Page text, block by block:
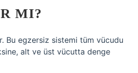
MI?
Bu egzersiz sistemi tüm vücudu
alt ve üst vücutta denge